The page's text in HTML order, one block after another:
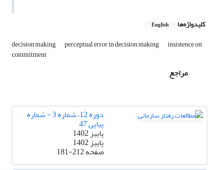
کلیدواژه‌ها English
decision making perceptual error in decision making insistence on
commitment
مراجع
دوره 12، شماره 3 - شماره
پیاپی 47
پاییز 1402
پاییز 1402
صفحه181-212